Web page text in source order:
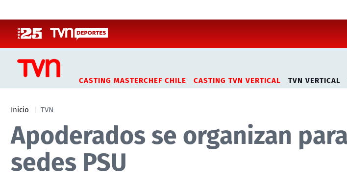
CASTING MASTERCHEF CHILE CASTING TVN VERTICAL TVN VERTICAL
Inicio TVN
Apoderados se organizan
sedes PSU